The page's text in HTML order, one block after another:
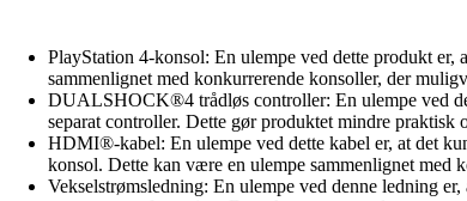
PlayStation 4-konsol: En ulempe ved dette produkt
sammenlignet med konkurrerende konsoller, der
DUALSHOCK®4 trådløs controller: En ulempe ved
separat controller. Dette gør produktet mindre
HDMI®-kabel: En ulempe ved dette kabel er, at det
konsol. Dette kan være en ulempe sammenlignet med
Vekselstrømsledning: En ulempe ved denne ledning